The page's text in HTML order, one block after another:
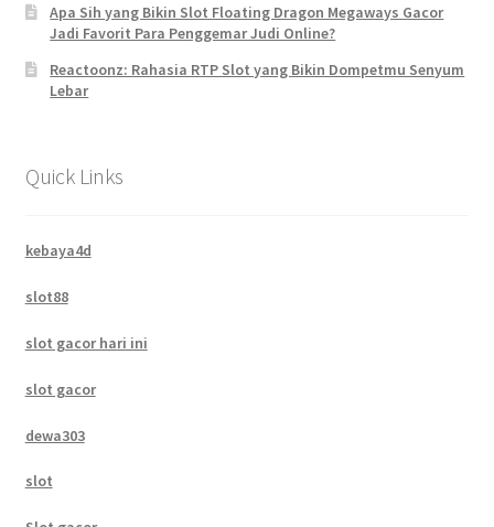
Apa Sih yang Bikin Slot Floating Dragon Megaways Gacor
Jadi Favorit Para Penggemar Judi Online?
Reactoonz: Rahasia RTP Slot yang Bikin Dompetmu Senyum
Lebar
Quick Links
kebaya4d
slot88
slot gacor hari ini
slot gacor
dewa303
slot